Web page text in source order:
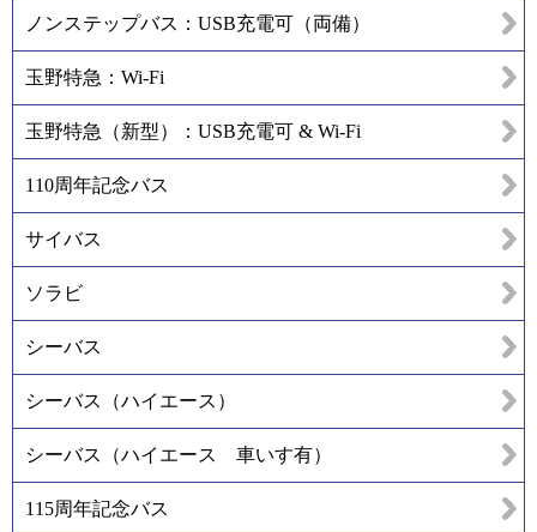
ノンステップバス：USB充電可（両備）
玉野特急：Wi-Fi
玉野特急（新型）：USB充電可 & Wi-Fi
110周年記念バス
サイバス
ソラビ
シーバス
シーバス（ハイエース）
シーバス（ハイエース 車いす有）
115周年記念バス